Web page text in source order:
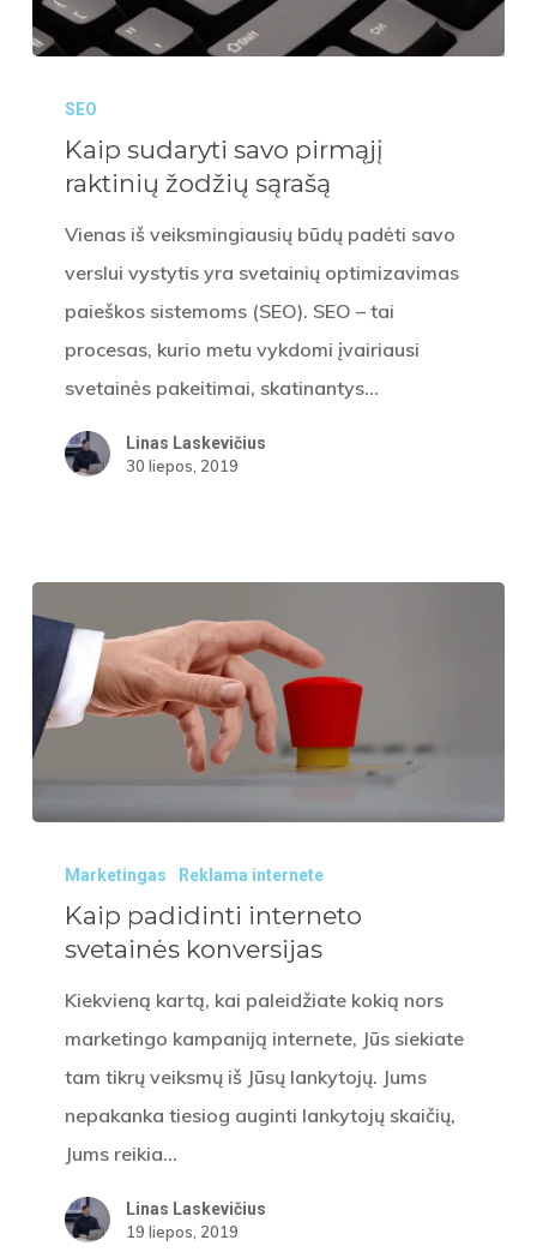
sudaryti
savo
pirmąjį
raktinių
žodžių
sąrašą
SEO
Kaip sudaryti savo pirmąjį
raktinių žodžių sąrašą
Vienas iš veiksmingiausių būdų padėti savo
verslui vystytis yra svetainių optimizavimas
paieškos sistemoms (SEO). SEO – tai
procesas, kurio metu vykdomi įvairiausi
svetainės pakeitimai, skatinantys…
Linas Laskevičius
30 liepos, 2019
padidinti
interneto
svetainės
konversijas
Marketingas Reklama internete
Kaip padidinti interneto
svetainės konversijas
Kiekvieną kartą, kai paleidžiate kokią nors
marketingo kampaniją internete, Jūs siekiate
tam tikrų veiksmų iš Jūsų lankytojų. Jums
nepakanka tiesiog auginti lankytojų skaičių,
Jums reikia…
Linas Laskevičius
19 liepos, 2019